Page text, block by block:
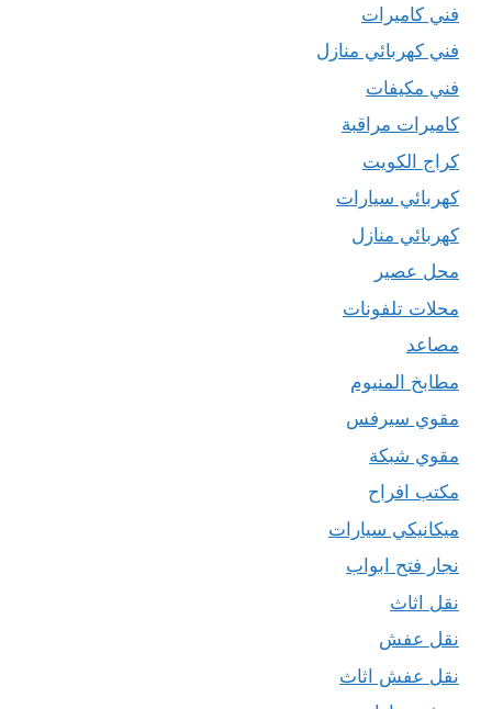
فني كاميرات
فني كهربائي منازل
فني مكيفات
كاميرات مراقبة
كراج الكويت
كهربائي سيارات
كهربائي منازل
محل عصير
محلات تلفونات
مصاعد
مطابخ المنيوم
مقوي سيرفس
مقوي شبكة
مكتب افراح
ميكانيكي سيارات
نجار فتح ابواب
نقل اثاث
نقل عفش
نقل عفش اثاث